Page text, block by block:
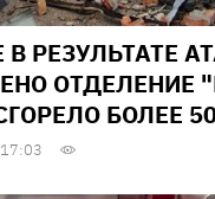
В РЕЗУЛЬТАТЕ
ОТДЕЛЕНИЕ
БОЛЕЕ